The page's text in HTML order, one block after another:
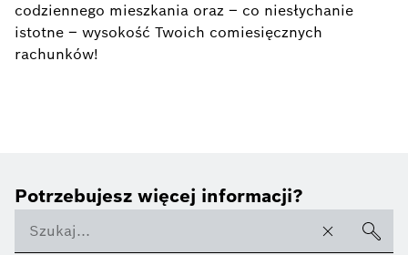
codziennego mieszkania oraz – co niesłychanie
istotne – wysokość Twoich comiesięcznych
rachunków!
Potrzebujesz więcej informacji?